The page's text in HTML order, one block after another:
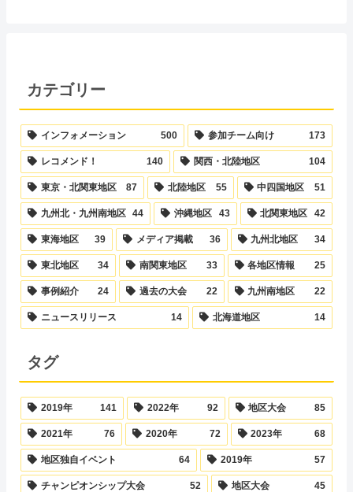
カテゴリー
インフォメーション 500 参加チーム向け 173
レコメンド！ 140 関西・北陸地区 104
東京・北関東地区 87 北陸地区 55 中四国地区 51
九州北・九州南地区 44 沖縄地区 43 北関東地区 42
東海地区 39 メディア掲載 36 九州北地区 34
東北地区 34 南関東地区 33 各地区情報 25
事例紹介 24 過去の大会 22 九州南地区 22
ニュースリリース 14 北海道地区 14
タグ
2019年 141 2022年 92 地区大会 85
2021年 76 2020年 72 2023年 68
地区独自イベント 64 2019年 57
チャンピオンシップ大会 52 地区大会 45